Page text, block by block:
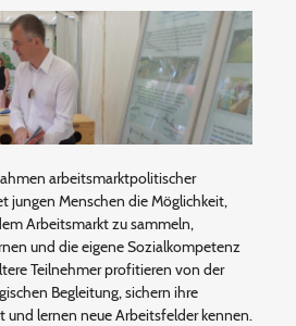
arbeitsmarktpolitischer
jungen Menschen die Möglichkeit,
Arbeitsmarkt zu sammeln,
und die eigene Sozialkompetenz
Teilnehmer profitieren von der
Begleitung, sichern ihre
und lernen neue Arbeitsfelder kennen.